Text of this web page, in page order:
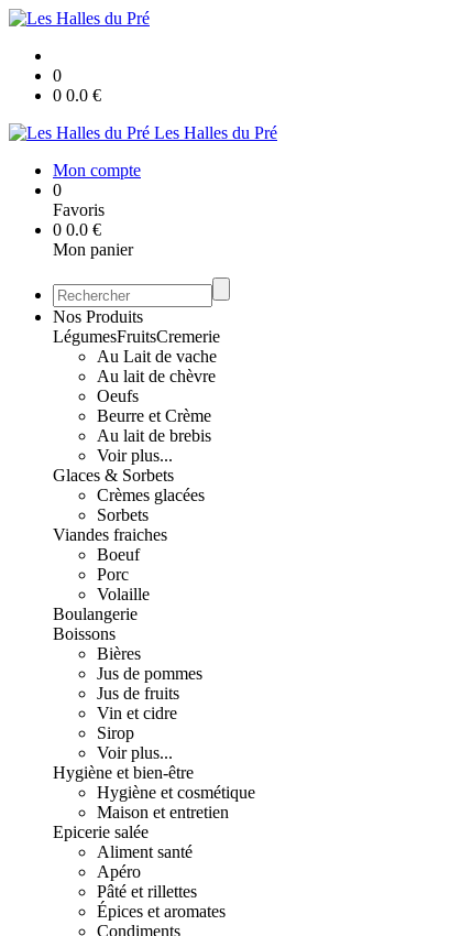
0
0 0.0 €
Les Halles du Pré
Mon compte
0
Favoris
0 0.0 €
Mon panier
Nos Produits
LégumesFruitsCremerie
Au Lait de vache
Au lait de chèvre
Oeufs
Beurre et Crème
Au lait de brebis
Voir plus...
Glaces & Sorbets
Crèmes glacées
Sorbets
Viandes fraiches
Boeuf
Porc
Volaille
Boulangerie
Boissons
Bières
Jus de pommes
Jus de fruits
Vin et cidre
Sirop
Voir plus...
Hygiène et bien-être
Hygiène et cosmétique
Maison et entretien
Epicerie salée
Aliment santé
Apéro
Pâté et rillettes
Épices et aromates
Condiments